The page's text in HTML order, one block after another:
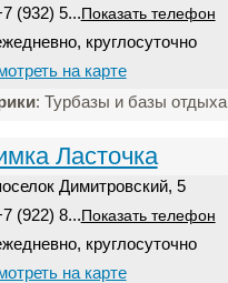
(932) 5... Показать телефон
круглосуточно
на карте
: Турбазы и базы отдыха
Ласточка
Димитровский, 5
(922) 8... Показать телефон
круглосуточно
на карте